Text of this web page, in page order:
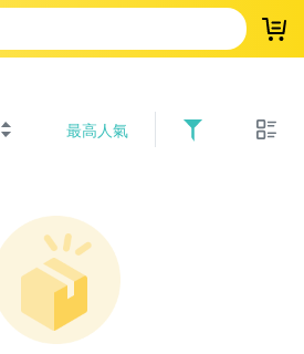
登
最高人氣